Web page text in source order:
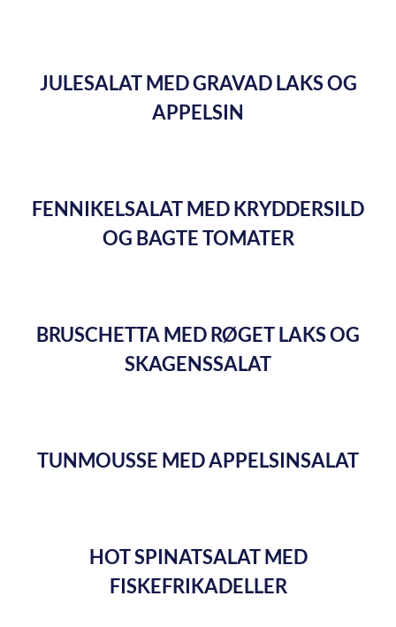
JULESALAT MED GRAVAD LAKS OG
APPELSIN
FENNIKELSALAT MED KRYDDERSILD
OG BAGTE TOMATER
BRUSCHETTA MED RØGET LAKS OG
SKAGENSSALAT
TUNMOUSSE MED APPELSINSALAT
HOT SPINATSALAT MED
FISKEFRIKADELLER